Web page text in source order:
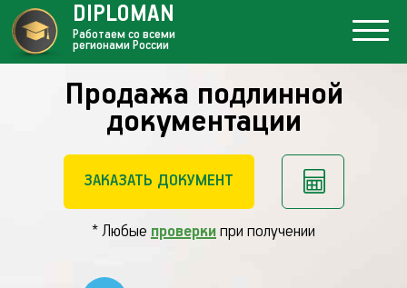
Продажа подлинной
документации
ЗАКАЗАТЬ ДОКУМЕНТ
* Любые проверки при получении
DIPLOMAN
Работаем со всеми
регионами России